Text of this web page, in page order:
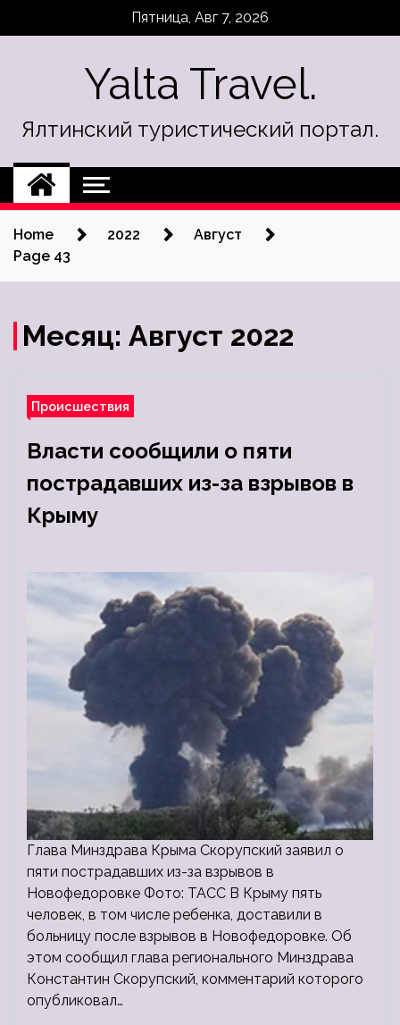
Пятница, Авг 7, 2026
Yalta Travel.
Ялтинский туристический портал.
Home 2022
Август
Page 43
Месяц: Август 2022
Происшествия
Власти сообщили о пяти
пострадавших из-за взрывов в
Крыму
Глава Минздрава Крыма Скорупский заявил о
пяти пострадавших из-за взрывов в
Новофедоровке Фото: ТАСС В Крыму пять
человек, в том числе ребенка, доставили в
больницу после взрывов в Новофедоровке. Об
этом сообщил глава регионального Минздрава
Константин Скорупский, комментарий которого
опубликовал…